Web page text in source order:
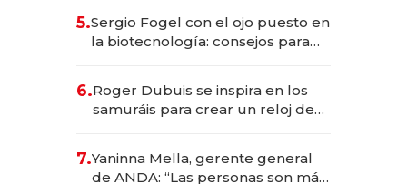
5.Sergio Fogel con el ojo puesto en
la biotecnología: consejos para
6.Roger Dubuis se inspira en los
samuráis para crear un reloj de
7.Yaninna Mella, gerente general
de ANDA: “Las personas son más